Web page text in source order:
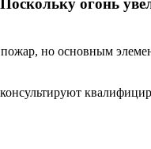
но основным